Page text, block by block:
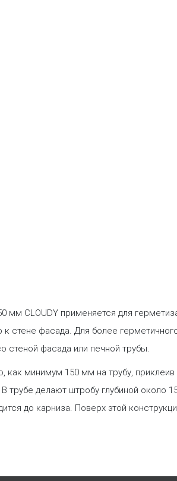
мм CLOUDY применяется для
стене фасада. Для более
стеной фасада или печной трубы.
как минимум 150 мм на трубу,
трубе делают штробу глубиной около
до карниза. Поверх этой